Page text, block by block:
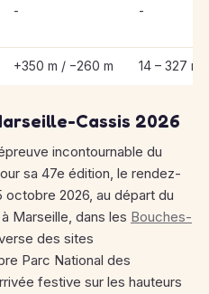
- -
+350 m / −260 m 14 – 327 m
Cassis 2026
incontournable du
sa 47e édition, le rendez-
2026, au départ du
Marseille, dans les Bouches-
des sites
Parc National des
festive sur les hauteurs